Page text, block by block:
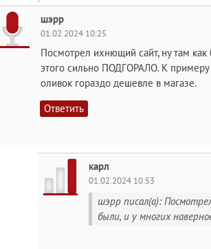
шэрр
01.02.2024 10:25
Посмотрел ихнющий сайт, ну там
этого сильно ПОДГОРАЛО. К примеру
оливок гораздо дешевле в магазе.
Ответить
карл
01.02.2024 10:53
шэрр писал(а):
были, и у многих